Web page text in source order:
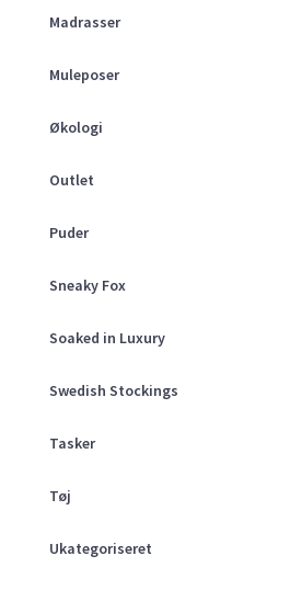
Madrasser
Muleposer
Økologi
Outlet
Puder
Sneaky Fox
Soaked in Luxury
Swedish Stockings
Tasker
Tøj
Ukategoriseret